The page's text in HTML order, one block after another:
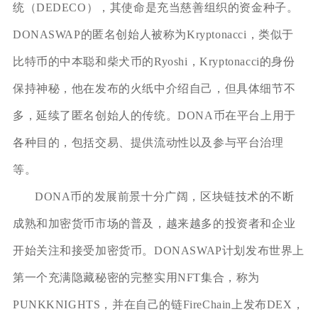
统（DEDECO），其使命是充当慈善组织的资金种子。
DONASWAP的匿名创始人被称为Kryptonacci，类似于
比特币的中本聪和柴犬币的Ryoshi，Kryptonacci的身份
保持神秘，他在发布的火纸中介绍自己，但具体细节不
多，延续了匿名创始人的传统。DONA币在平台上用于
各种目的，包括交易、提供流动性以及参与平台治理
等。
DONA币的发展前景十分广阔，区块链技术的不断
成熟和加密货币市场的普及，越来越多的投资者和企业
开始关注和接受加密货币。DONASWAP计划发布世界上
第一个充满隐藏秘密的完整实用NFT集合，称为
PUNKKNIGHTS，并在自己的链FireChain上发布DEX，